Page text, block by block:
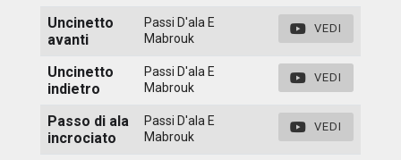
Uncinetto
avanti
Passi D'ala E
Mabrouk
VEDI
Uncinetto
indietro
Passi D'ala E
Mabrouk
VEDI
Passo di ala
incrociato
Passi D'ala E
Mabrouk
VEDI